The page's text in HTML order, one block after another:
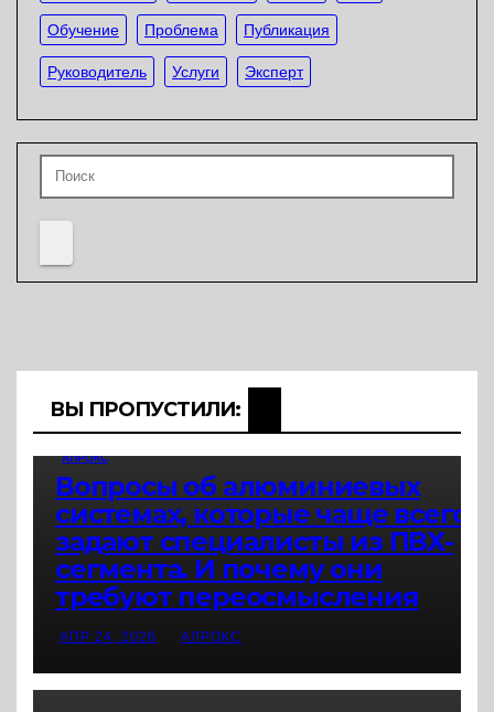
Обучение Проблема Публикация
Руководитель Услуги Эксперт
ВЫ ПРОПУСТИЛИ:
АЛРОКС
Вопросы об алюминиевых
системах, которые чаще всего
задают специалисты из ПВХ-
сегмента. И почему они
требуют переосмысления
АПР 24, 2026 АЛРОКС